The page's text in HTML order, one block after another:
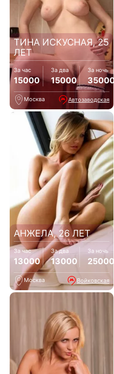
ТИНА ИСКУСНАЯ, 25
ЛЕТ
За час
15000
За два
15000
За ночь
35000
Москва Автозаводская
АНЖЕЛА, 26 ЛЕТ
За час
13000
За два
13000
За ночь
25000
Москва Войковская